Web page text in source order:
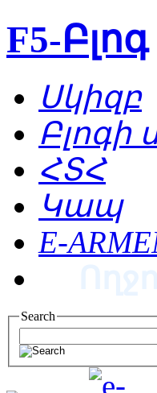
F5-Բլոգ
Սկիզբ
Բլոգի
ՀՏՀ
Կապ
E-
Search